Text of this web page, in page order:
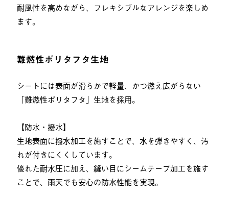
耐風性を高めながら、フレキシブルなアレンジを楽しめ
ます。
難燃性ポリタフタ生地
シートには表面が滑らかで軽量、かつ燃え広がらない
「難燃性ポリタフタ」生地を採用。
【防水・撥水】
生地表面に撥水加工を施すことで、水を弾きやすく、汚
れが付きにくくしています。
優れた耐水圧に加え、縫い目にシームテープ加工を施す
ことで、雨天でも安心の防水性能を実現。